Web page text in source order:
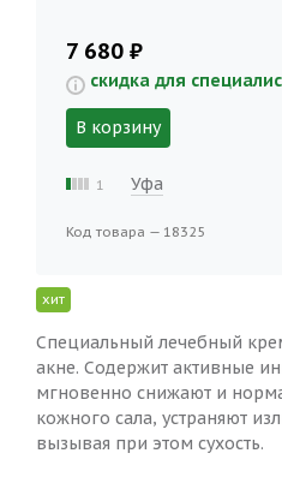
хит
Специальный лечебный
акне. Содержит активные
мгновенно снижают и
кожного сала, устраняют
вызывая при этом сухость.
7 680 ₽
скидка для
В корзину
1 Уфа
Код товара — 18325